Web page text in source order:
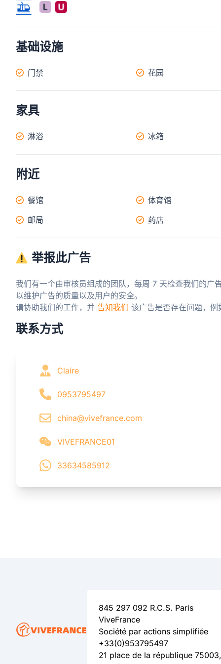
基础设施
门禁 花园
家具
淋浴 冰箱
附近
餐馆
体育馆
邮局
药店
举报此广告
我们有一个由审核员组成的团队，每周 7 天检查我们的广
以维护广告的质量以及用户的安全。
请协助我们的工作，并 告知我们 该广告是否存在问题，例
联系方式
Claire
0953795497
china@vivefrance.com
VIVEFRANCE01
33634585912
845 297 092 R.C.S. Paris
ViveFrance
Société par actions simplifiée
+33(0)953795497
21 place de la république